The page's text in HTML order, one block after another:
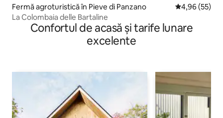
Fermă agroturistică în Pieve di Panzano Scor mediu
4,96 (55)
La Colombaia delle Bartaline
Confortul de acasă și tarife lunare
excelente